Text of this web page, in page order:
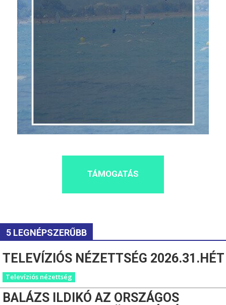
TÁMOGATÁS
5 LEGNÉPSZERŰBB
TELEVÍZIÓS NÉZETTSÉG 2026.31.HÉT
Televíziós nézettség
BALÁZS ILDIKÓ AZ ORSZÁGOS